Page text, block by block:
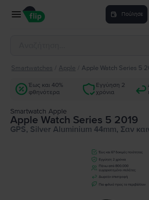
Πούλησε
Smartwatches Apple Apple Watch Series 5
Έως και 40%
φθηνότερα
Εγγύηση 2
χρόνια
Smartwatch Apple
Apple Watch Series 5 2019
GPS, Silver Aluminium 44mm, Σαν